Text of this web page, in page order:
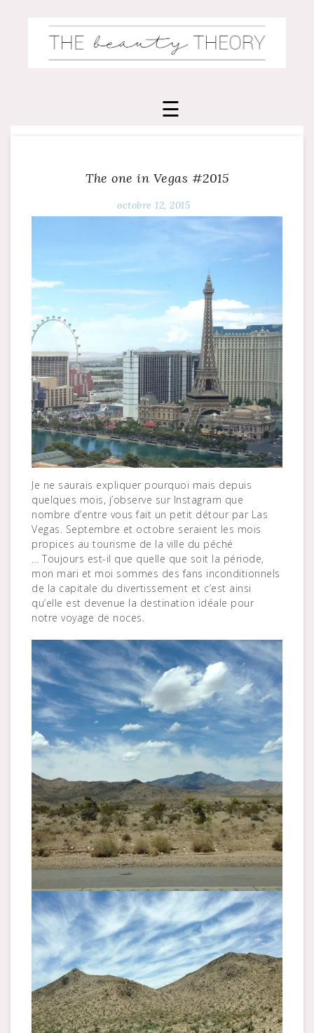
The one in Vegas #2015
octobre 12, 2015
Je ne saurais expliquer pourquoi mais depuis
quelques mois, j’observe sur Instagram que
nombre d’entre vous fait un petit détour par Las
Vegas. Septembre et octobre seraient les mois
propices au tourisme de la ville du péché
… Toujours est-il que quelle que soit la période,
mon mari et moi sommes des fans inconditionnels
de la capitale du divertissement et c’est ainsi
qu’elle est devenue la destination idéale pour
notre voyage de noces.